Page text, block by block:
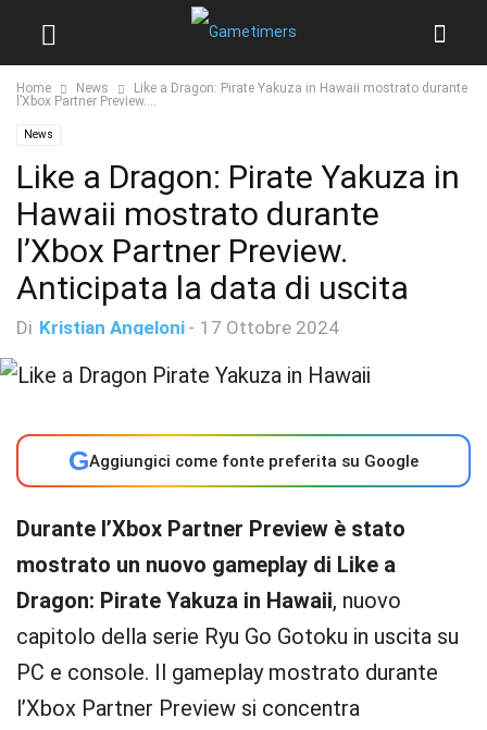
Home News
Like a Dragon: Pirate Yakuza in Hawaii mostrato durante
l’Xbox Partner Preview....
News
Like a Dragon: Pirate Yakuza in
Hawaii mostrato durante
l’Xbox Partner Preview.
Anticipata la data di uscita
Di Kristian Angeloni - 17 Ottobre 2024
GAggiungici come fonte preferita su Google
Durante l’Xbox Partner Preview è stato
mostrato un nuovo gameplay di Like a
Dragon: Pirate Yakuza in Hawaii, nuovo
capitolo della serie Ryu Go Gotoku in uscita su
PC e console. Il gameplay mostrato durante
l’Xbox Partner Preview si concentra